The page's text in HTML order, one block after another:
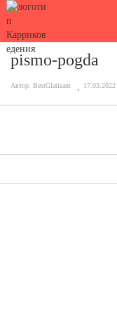
pismo-pogda
Автор: BestGlatisant 17.03.2022